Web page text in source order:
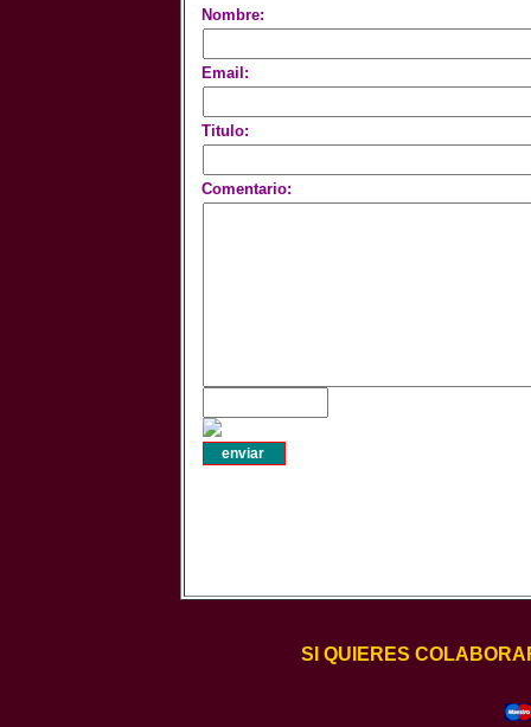
Nombre:
Email:
Titulo:
Comentario:
SI QUIERES